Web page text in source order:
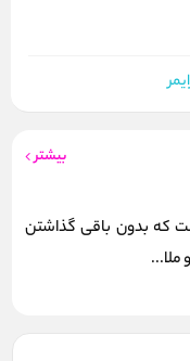
بیشتر
که بدون باقی گذاشتن